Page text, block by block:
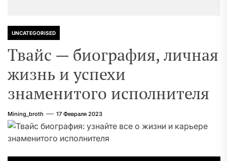
UNCATEGORISED
Твайс — биография, личная
жизнь и успехи
знаменитого исполнителя
Mining_broth 17 Февраля 2023